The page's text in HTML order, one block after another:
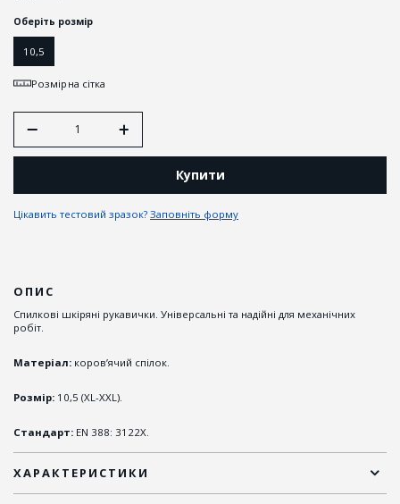
Оберіть розмір
10,5
Розмірна сітка
Купити
Цікавить тестовий зразок? Заповніть форму
ОПИС
Спилкові шкіряні рукавички. Універсальні та надійні для механічних
робіт.
Матеріал: коров’ячий спілок.
Розмір: 10,5 (XL-XXL).
Стандарт: EN 388: 3122X.
ХАРАКТЕРИСТИКИ